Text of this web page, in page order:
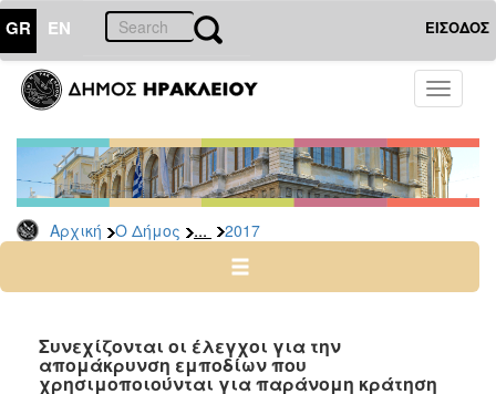
GR EN ΕΙΣΟΔΟΣ
Toggle
Αρχική Ο Δήμος ... 2017
ΔΗΜΟΣ
Δελτία
Τύπου
Αρχείο
2026
2024
2022
Συνεχίζονται οι έλεγχοι για την
απομάκρυνση εμποδίων που
χρησιμοποιούνται για παράνομη κράτηση